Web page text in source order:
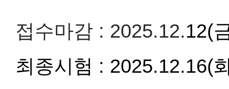
접수마감 : 2025.12.12(
최종시험 : 2025.12.16(